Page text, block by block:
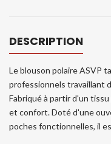
DESCRIPTION
Le blouson polaire ASVP
professionnels travaillant
Fabriqué à partir d'un
et confort. Doté d'une
poches fonctionnelles, il